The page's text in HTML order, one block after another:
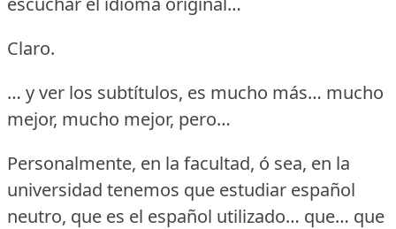
Claro.
… y ver los subtítulos, es mucho más… mucho
mejor, mucho mejor, pero…
Personalmente, en la facultad, ó sea, en la
universidad tenemos que estudiar español
neutro, que es el español utilizado… que… que